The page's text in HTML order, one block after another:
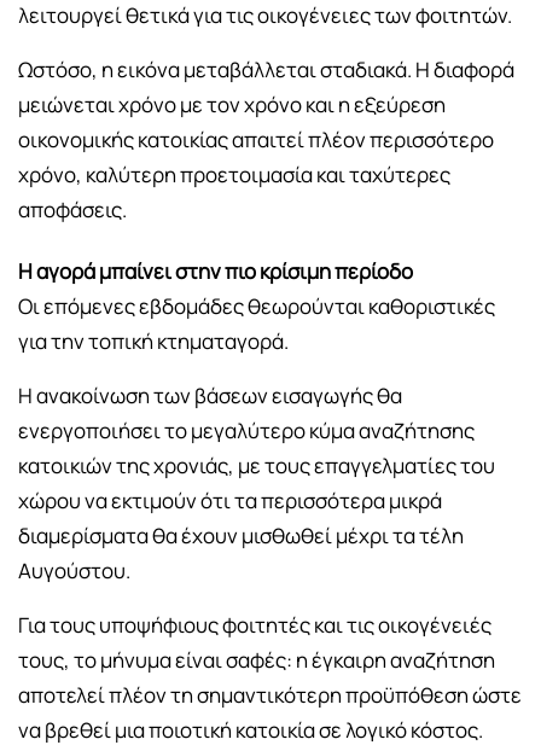
λειτουργεί θετικά για τις οικογένειες των φοιτητών.
Ωστόσο, η εικόνα μεταβάλλεται σταδιακά. Η διαφορά
μειώνεται χρόνο με τον χρόνο και η εξεύρεση
οικονομικής κατοικίας απαιτεί πλέον περισσότερο
χρόνο, καλύτερη προετοιμασία και ταχύτερες
αποφάσεις.
Η αγορά μπαίνει στην πιο κρίσιμη περίοδο
Οι επόμενες εβδομάδες θεωρούνται καθοριστικές
για την τοπική κτηματαγορά.
Η ανακοίνωση των βάσεων εισαγωγής θα
ενεργοποιήσει το μεγαλύτερο κύμα αναζήτησης
κατοικιών της χρονιάς, με τους επαγγελματίες του
χώρου να εκτιμούν ότι τα περισσότερα μικρά
διαμερίσματα θα έχουν μισθωθεί μέχρι τα τέλη
Αυγούστου.
Για τους υποψήφιους φοιτητές και τις οικογένειές
τους, το μήνυμα είναι σαφές: η έγκαιρη αναζήτηση
αποτελεί πλέον τη σημαντικότερη προϋπόθεση ώστε
να βρεθεί μια ποιοτική κατοικία σε λογικό κόστος.